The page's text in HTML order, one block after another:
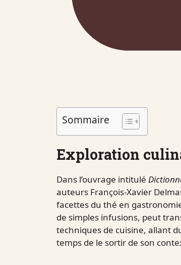
Sommaire
Exploration
Dans l’ouvrage intitulé
auteurs François-Xavier
facettes du thé en
de simples infusions, peut
techniques de cuisine, allant
temps de le sortir de son